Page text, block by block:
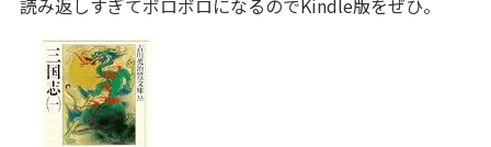
読み返しすぎてボロボロになるのでKindle版をぜひ。